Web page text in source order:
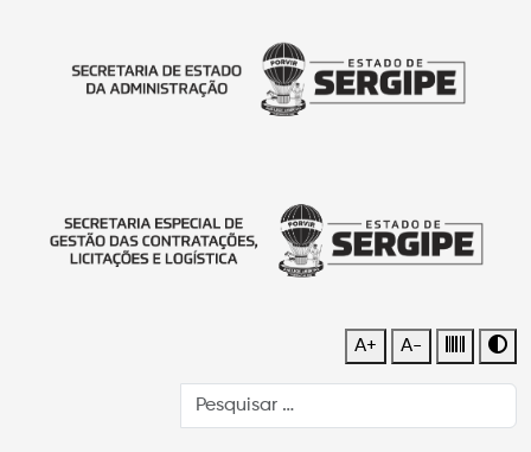
A+ A-